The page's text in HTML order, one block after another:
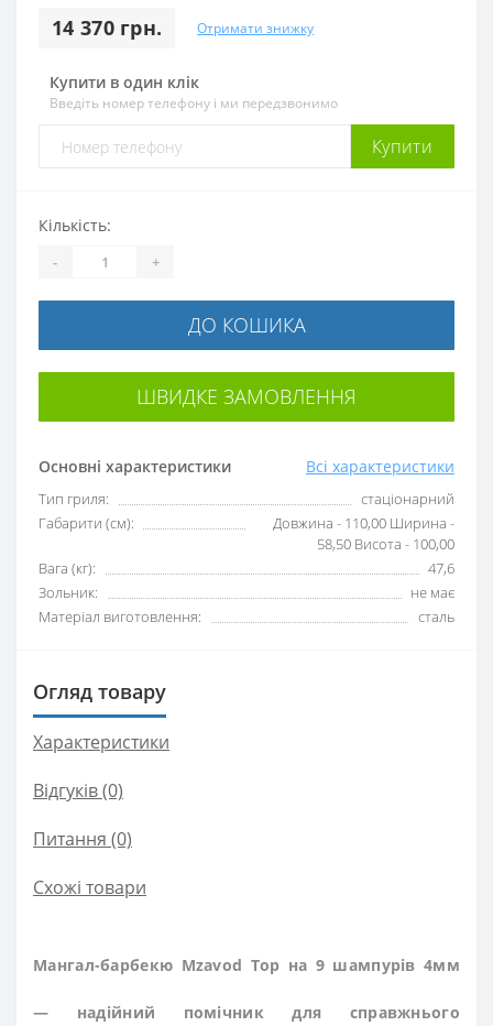
14 370 грн. Отримати знижку
Купити в один клік
Введіть номер телефону і ми передзвонимо
Купити
Основні характеристики Всі характеристики
Тип гриля:
стаціонарний
Габарити (см):
Довжина - 110,00 Ширина -
58,50 Висота - 100,00
Вага (кг):
47,6
Зольник:
не має
Матеріал виготовлення:
сталь
Кількість:
- +
ДО КОШИКА
ШВИДКЕ ЗАМОВЛЕННЯ
Огляд товару
Характеристики
Відгуків (0)
Питання (0)
Схожі товари
Мангал-барбекю Mzavod Тор на 9 шампурів 4мм
— надійний помічник для справжнього